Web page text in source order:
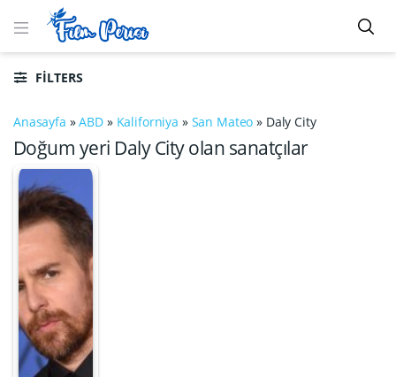
FILTERS
Anasayfa »ABD » Kaliforniya » San Mateo » Daly City
Doğum yeri Daly City olan sanatçılar